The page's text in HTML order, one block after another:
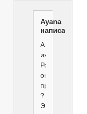
Ayana
написал(а):
А
интересно,в
России
он
продается
?
Это